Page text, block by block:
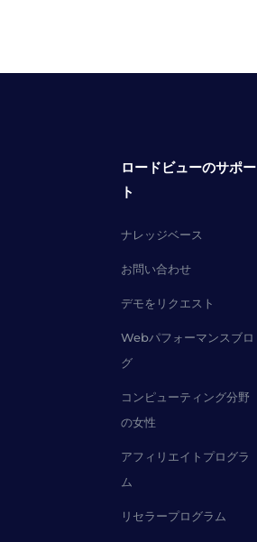
ロードビューのサポー
ト
ナレッジベース
お問い合わせ
デモをリクエスト
Webパフォーマンスブロ
グ
コンピューティング分野
の女性
アフィリエイトプログラ
ム
リセラープログラム